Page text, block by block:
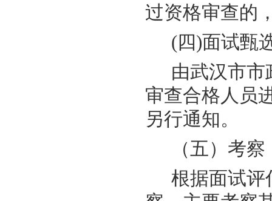
过资格审查的
(四)面试甄
由武汉市
审查合格人员
另行通知。
（五）考察
根据面试评